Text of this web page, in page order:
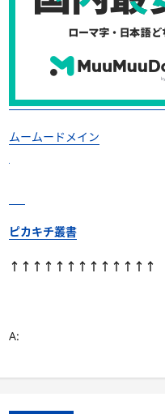
ムームードメイン
ピカキチ叢書
↑↑↑↑↑↑↑↑↑↑↑↑↑
A: